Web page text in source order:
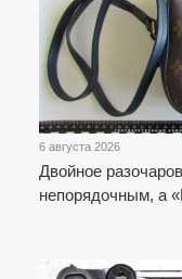
6 августа 2026
Двойное
непорядочным, а